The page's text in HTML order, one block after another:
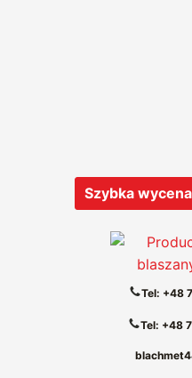
Szybka
Tel: +48
Tel: +48